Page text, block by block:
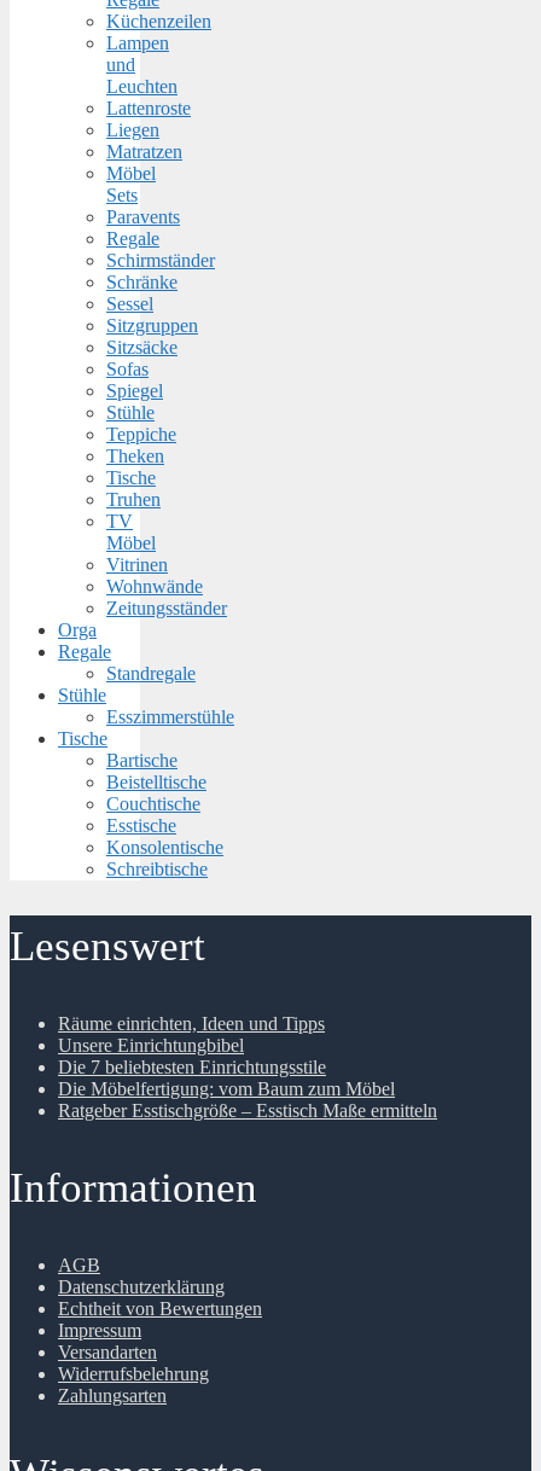
Küchenzeilen
Lampen
und
Leuchten
Lattenroste
Liegen
Matratzen
Möbel
Sets
Paravents
Regale
Schirmständer
Schränke
Sessel
Sitzgruppen
Sitzsäcke
Sofas
Spiegel
Stühle
Teppiche
Theken
Tische
Truhen
TV
Möbel
Vitrinen
Wohnwände
Zeitungsständer
Orga
Regale
Standregale
Stühle
Esszimmerstühle
Tische
Bartische
Beistelltische
Couchtische
Esstische
Konsolentische
Schreibtische
Lesenswert
Räume einrichten, Ideen und Tipps
Unsere Einrichtungbibel
Die 7 beliebtesten Einrichtungsstile
Die Möbelfertigung: vom Baum zum Möbel
Ratgeber Esstischgröße – Esstisch Maße ermitteln
Informationen
AGB
Datenschutzerklärung
Echtheit von Bewertungen
Impressum
Versandarten
Widerrufsbelehrung
Zahlungsarten